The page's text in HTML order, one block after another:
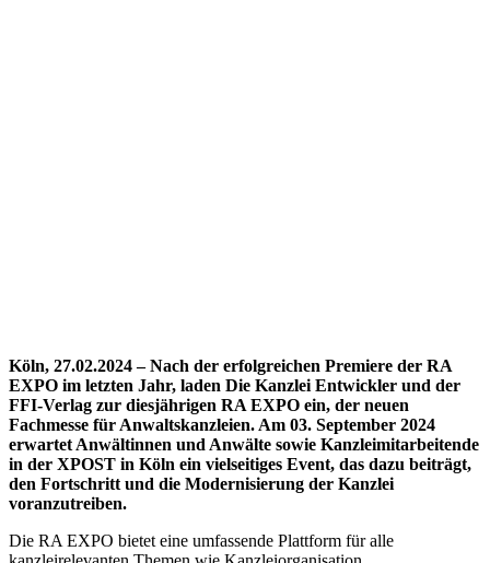
Köln, 27.02.2024 – Nach der erfolgreichen Premiere der RA
EXPO im letzten Jahr, laden Die Kanzlei Entwickler und der
FFI-Verlag zur diesjährigen RA EXPO ein, der neuen
Fachmesse für Anwaltskanzleien. Am 03. September 2024
erwartet Anwältinnen und Anwälte sowie Kanzleimitarbeitende
in der XPOST in Köln ein vielseitiges Event, das dazu beiträgt,
den Fortschritt und die Modernisierung der Kanzlei
voranzutreiben.
Die RA EXPO bietet eine umfassende Plattform für alle